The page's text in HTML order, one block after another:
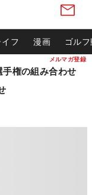
メルマガ登録
イフ 漫画 ゴル
権の組み合わせ